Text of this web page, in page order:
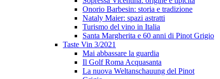
Onorio Barbesin: storia e tradizione
Nataly Maier: spazi astratti
Turismo del vino in Italia
Santa Margherita e 60 anni di Pinot Grigio
Taste Vin 3/2021
Mai abbassare la guardia
Il Golf Roma Acquasanta
La nuova Weltanschauung del Pinot